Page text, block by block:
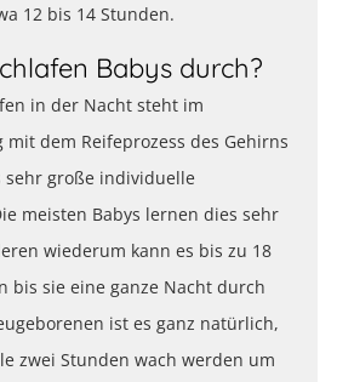
12 bis 14 Stunden.
Babys durch?
in der Nacht steht im
mit dem Reifeprozess des Gehirns
große individuelle
meisten Babys lernen dies sehr
wiederum kann es bis zu 18
bis sie eine ganze Nacht durch
ist es ganz natürlich,
zwei Stunden wach werden um